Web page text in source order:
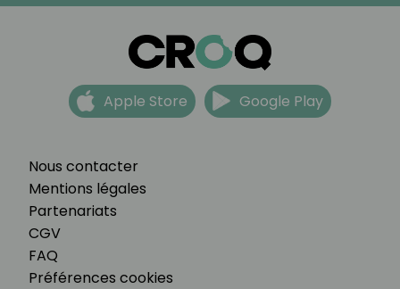
Nous contacter
Mentions légales
Partenariats
CGV
FAQ
Préférences cookies
Apple Store Google Play